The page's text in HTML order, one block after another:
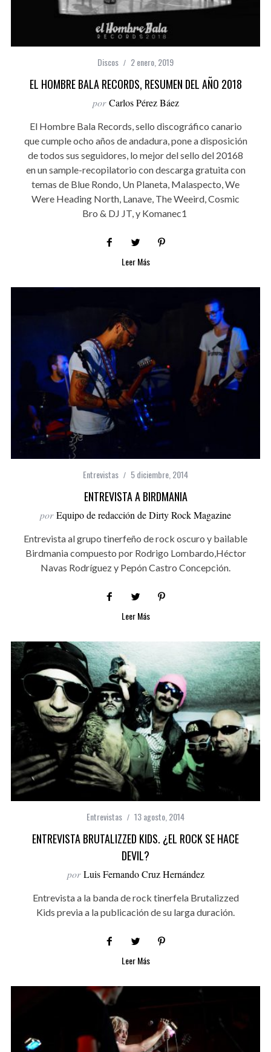
Discos 2 enero, 2019
EL HOMBRE BALA RECORDS, RESUMEN DEL AÑO 2018
por Carlos Pérez Báez
El Hombre Bala Records, sello discográfico canario
que cumple ocho años de andadura, pone a disposición
de todos sus seguidores, lo mejor del sello del 20168
en un sample-recopilatorio con descarga gratuita con
temas de Blue Rondo, Un Planeta, Malaspecto, We
Were Heading North, Lanave, The Weeird, Cosmic
Bro & DJ JT, y Komanec1
Leer Más
Entrevistas 5 diciembre, 2014
ENTREVISTA A BIRDMANIA
por Equipo de redacción de Dirty Rock Magazine
Entrevista al grupo tinerfeño de rock oscuro y bailable
Birdmania compuesto por Rodrigo Lombardo,Héctor
Navas Rodríguez y Pepón Castro Concepción.
Leer Más
Entrevistas 13 agosto, 2014
ENTREVISTA BRUTALIZZED KIDS. ¿EL ROCK SE HACE
DEVIL?
por Luis Fernando Cruz Hernández
Entrevista a la banda de rock tinerfela Brutalizzed
Kids previa a la publicación de su larga duración.
Leer Más